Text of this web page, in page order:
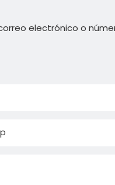
electrónico o